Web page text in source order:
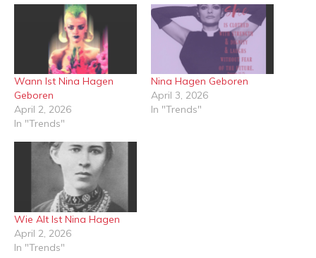
Wann Ist Nina Hagen
Geboren
April 2, 2026
In "Trends"
Nina Hagen Geboren
April 3, 2026
In "Trends"
Wie Alt Ist Nina Hagen
April 2, 2026
In "Trends"